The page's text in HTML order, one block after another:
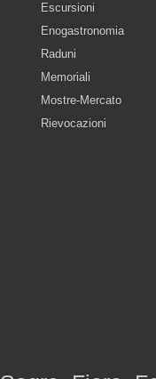
Escursioni
Enogastronomia
Raduni
Memoriali
Mostre-Mercato
Rievocazioni